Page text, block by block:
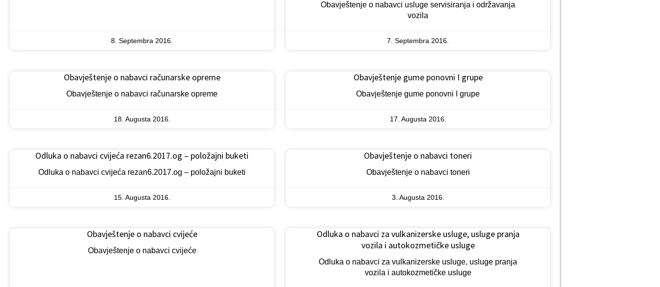
8. Septembra 2016.
Obavještenje o nabavci usluge servisiranja i održavanja
vozila
7. Septembra 2016.
Obavještenje o nabavci računarske opreme
Obavještenje o nabavci računarske opreme
18. Augusta 2016.
Obavještenje gume ponovni I grupe
Obavještenje gume ponovni I grupe
17. Augusta 2016.
Odluka o nabavci cvijeća rezan6.2017.og – položajni buketi
Odluka o nabavci cvijeća rezan6.2017.og – položajni buketi
15. Augusta 2016.
Obavještenje o nabavci toneri
Obavještenje o nabavci toneri
3. Augusta 2016.
Obavještenje o nabavci cvijeće
Obavještenje o nabavci cvijeće
Odluka o nabavci za vulkanizerske usluge, usluge pranja
vozila i autokozmetičke usluge
Odluka o nabavci za vulkanizerske usluge, usluge pranja
vozila i autokozmetičke usluge